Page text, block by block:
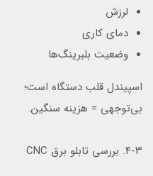
لرزش
دمای کاری
وضعیت بلبرینگ‌ها
اسپیندل قلب دستگاه است؛
بی‌توجهی = هزینه سنگین.
۴-۳. بررسی تابلو برق CNC